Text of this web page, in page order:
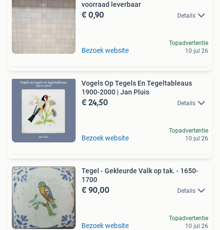
voorraad leverbaar
€ 0,90 Details
Bezoek website
Topadvertentie
10 jul 26
Vogels Op Tegels En Tegeltableaus
1900-2000 | Jan Pluis
€ 24,50 Details
Bezoek website
Topadvertentie
10 jul 26
Tegel - Gekleurde Valk op tak. - 1650-
1700
€ 90,00 Details
Bezoek website
Topadvertentie
10 jul 26